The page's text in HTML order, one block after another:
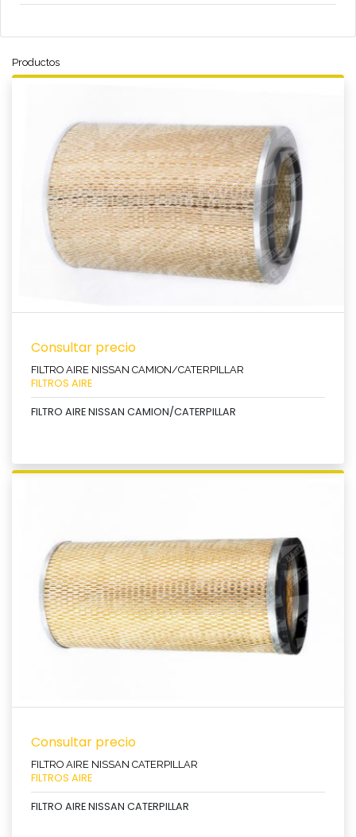
Productos
Consultar precio
FILTRO AIRE NISSAN CAMION/CATERPILLAR
FILTROS AIRE
FILTRO AIRE NISSAN CAMION/CATERPILLAR
Ver producto
Consultar precio
FILTRO AIRE NISSAN CATERPILLAR
FILTROS AIRE
FILTRO AIRE NISSAN CATERPILLAR